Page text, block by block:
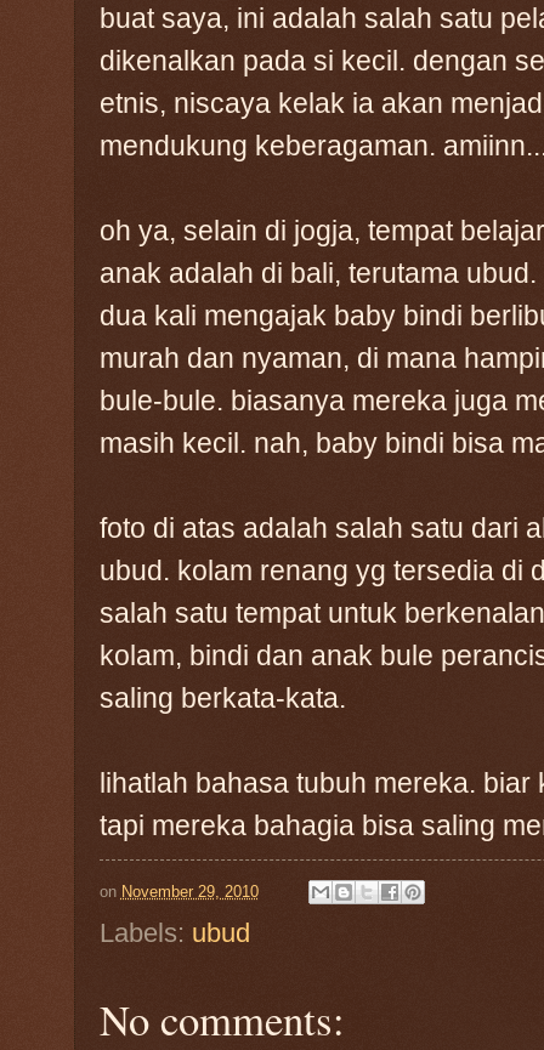
buat saya, ini adalah salah satu
dikenalkan pada si kecil. dengan
etnis, niscaya kelak ia akan
mendukung keberagaman.
oh ya, selain di jogja, tempat
anak adalah di bali, terutama
dua kali mengajak baby bindi
murah dan nyaman, di mana
bule-bule. biasanya mereka juga
masih kecil. nah, baby bindi bisa
foto di atas adalah salah satu dari
ubud. kolam renang yg tersedia di
salah satu tempat untuk
kolam, bindi dan anak bule
saling berkata-kata.
lihatlah bahasa tubuh mereka.
tapi mereka bahagia bisa saling
on November 29, 2010
Labels: ubud
No comments: